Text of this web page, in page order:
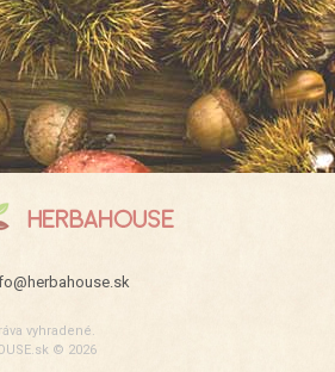
vyhradené.
© 2026